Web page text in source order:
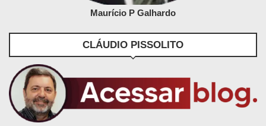
Maurício P Galhardo
CLÁUDIO PISSOLITO